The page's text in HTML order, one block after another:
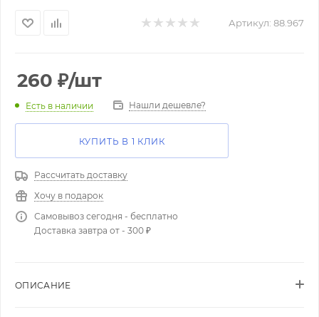
Артикул: 88.967
260 ₽/шт
Есть в наличии Нашли дешевле?
КУПИТЬ В 1 КЛИК
Рассчитать доставку
Хочу в подарок
Самовывоз сегодня - бесплатно
Доставка завтра от - 300 ₽
ОПИСАНИЕ